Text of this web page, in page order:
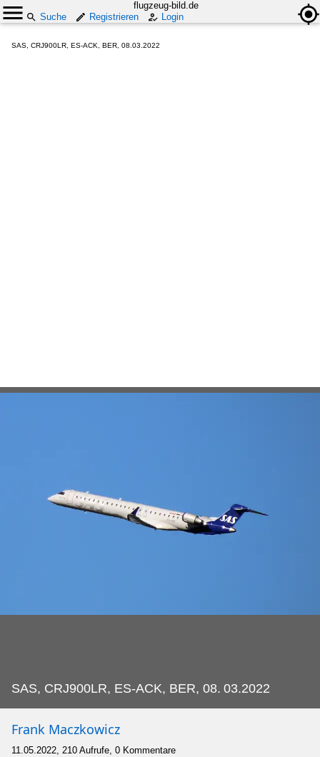
flugzeug-bild.de
Suche
Registrieren Login
SAS, CRJ900LR, ES-ACK, BER, 08.03.2022
SAS, CRJ900LR, ES-ACK, BER, 08. 03.2022
Frank Maczkowicz
11.05.2022, 210 Aufrufe, 0 Kommentare